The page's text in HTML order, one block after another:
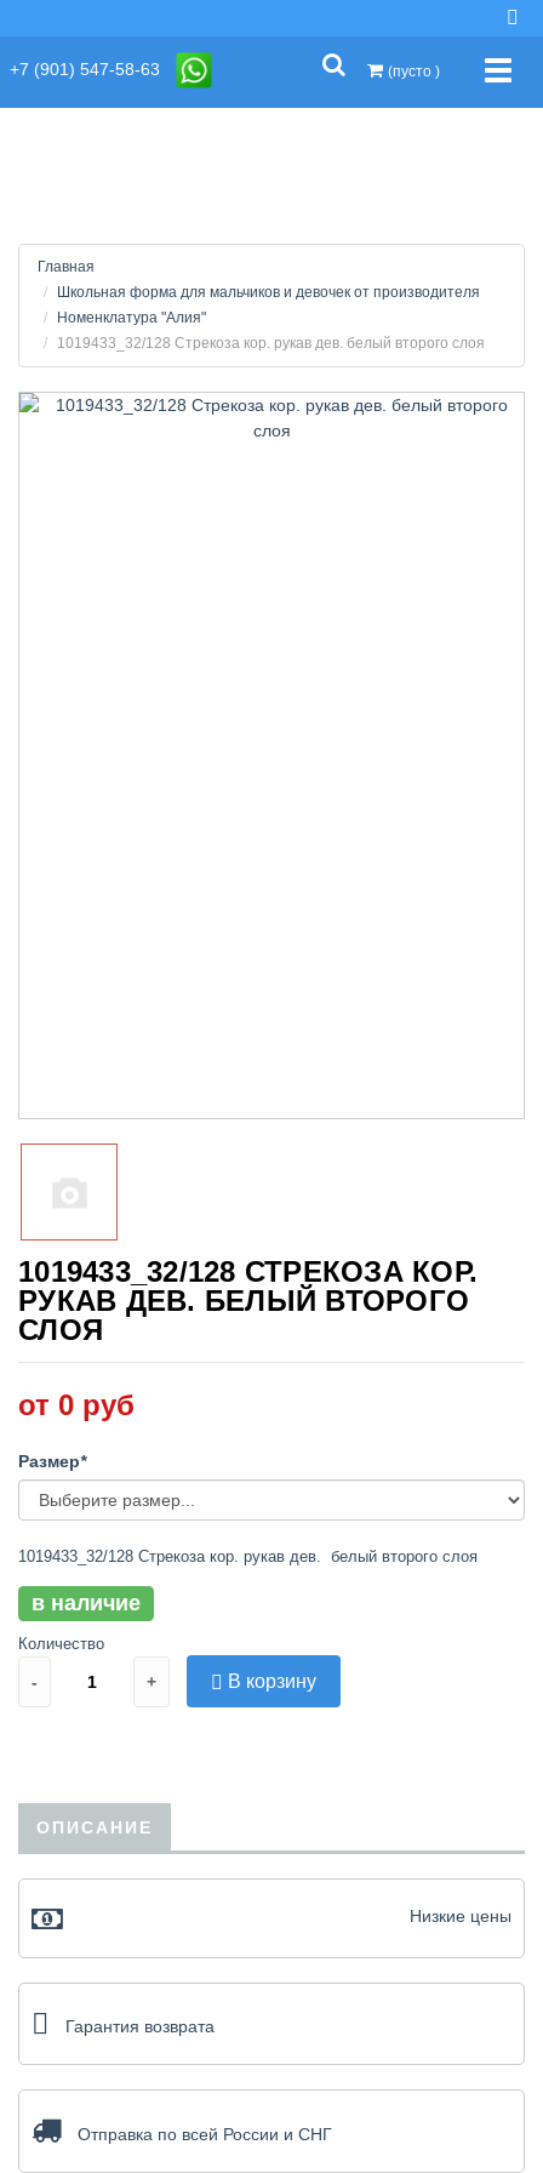
+7 (901) 547-58-63 (пусто )
Главная
Школьная форма для мальчиков и девочек от производителя
Номенклатура "Алия"
1019433_32/128 Стрекоза кор. рукав дев. белый второго слоя
1019433_32/128 СТРЕКОЗА КОР.
РУКАВ ДЕВ. БЕЛЫЙ ВТОРОГО
СЛОЯ
от 0 руб
Размер*
1019433_32/128 Стрекоза кор. рукав дев. белый второго слоя
в наличие
Количество
- + В корзину
ОПИСАНИЕ
Низкие цены
Гарантия возврата
Отправка по всей России и СНГ